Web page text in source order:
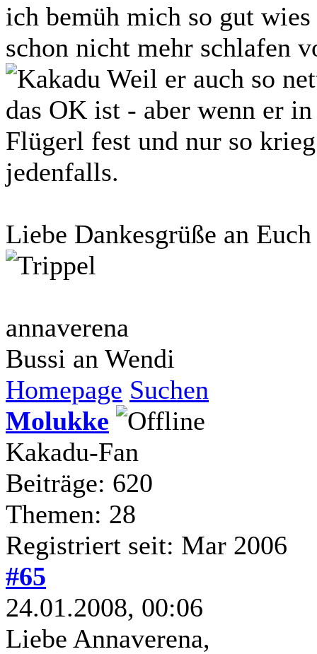
ich bemüh mich so gut
schon nicht mehr schlafen
Weil er auch so
das OK ist - aber wenn er
Flügerl fest und nur so
jedenfalls.
Liebe Dankesgrüße an
annaverena
Bussi an Wendi
Homepage Suchen
Molukke
Kakadu-Fan
Beiträge: 620
Themen: 28
Registriert seit: Mar 2006
#65
24.01.2008, 00:06
Liebe Annaverena,